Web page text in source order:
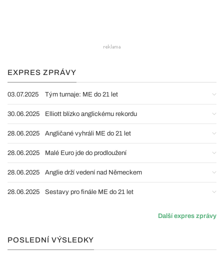
EXPRES ZPRÁVY
03.07.2025 Tým turnaje: ME do 21 let
30.06.2025 Elliott blízko anglickému rekordu
28.06.2025 Angličané vyhráli ME do 21 let
28.06.2025 Malé Euro jde do prodloužení
28.06.2025 Anglie drží vedení nad Německem
28.06.2025 Sestavy pro finále ME do 21 let
Další expres zprávy
POSLEDNÍ VÝSLEDKY